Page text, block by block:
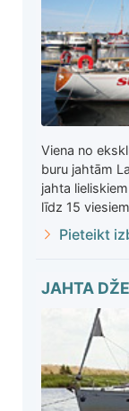
Viena no
buru jahtām
jahta
līdz 15
Pieteikt
JAHTA